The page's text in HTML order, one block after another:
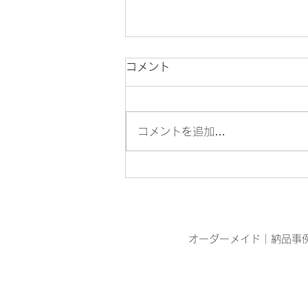
目の青いオニヤンマを見つけ
コメント
コメントを追加…
オーダーメイド 納品事